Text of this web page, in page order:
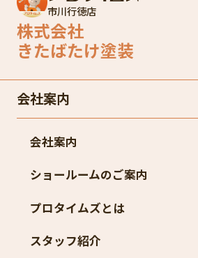
市川行徳店
株式会社
きたばたけ塗装
会社案内
会社案内
ショールームのご案内
プロタイムズとは
スタッフ紹介